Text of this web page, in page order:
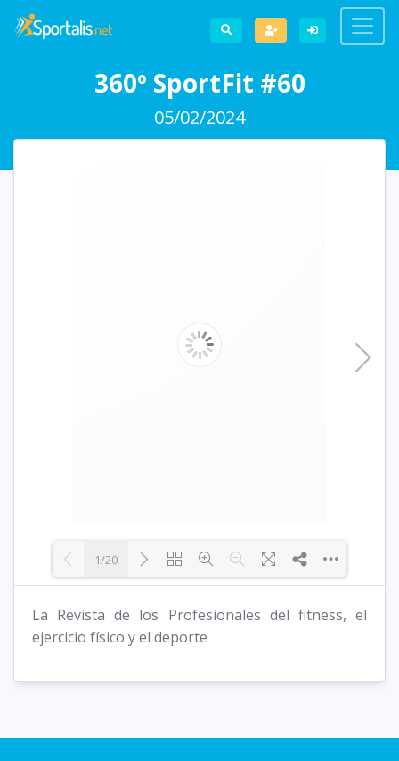
360º SportFit #60
05/02/2024
Loading PDF 8% ...
1/20
La Revista de los Profesionales del fitness, el
ejercicio físico y el deporte